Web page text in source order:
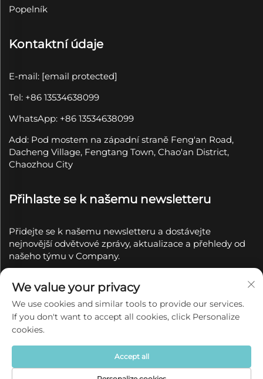
Popelník
Kontaktní údaje
E-mail: [email protected]
Tel: +86 13534638099
WhatsApp: +86 13534638099
Add: Pod mostem na západní straně Feng'an Road,
Dacheng Village, Fengtang Town, Chao'an District,
Chaozhou City
Přihlaste se k našemu newsletteru
Přidejte se k našemu newsletteru a dostávejte
nejnovější odvětvové zprávy, aktualizace a přehledy od
našeho týmu v Company.
Copyright © 2025 společností Chaozhou Qianyue
Ceramics Co., Ltd.
Zásady ochrany soukromí
We value your privacy
We use cookies and similar tools to provide our services.
If you don't want to accept all cookies, click Personalize
cookies.
Accept all